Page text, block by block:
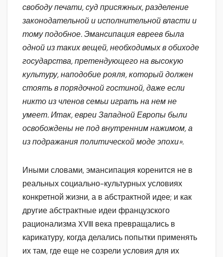
свободу печати, суд присяжных, разделение
законодательной и исполнительной власти и
тому подобное. Эмансипация евреев была
одной из таких вещей, необходимых в обиходе
государства, претендующего на высокую
культуру, наподобие рояля, который должен
стоять в порядочной гостиной, даже если
никто из членов семьи играть на нем не
умеет. Итак, евреи Западной Европы были
освобождены не под внутренним нажимом, а
из подражания политической моде эпохи».
Иными словами, эмансипация коренится не в
реальных социально-культурных условиях
конкретной жизни, а в абстрактной идее; и как
другие абстрактные идеи французского
рационализма XVIII века превращались в
карикатуру, когда делались попытки применять
их там, где еще не созрели условия для их